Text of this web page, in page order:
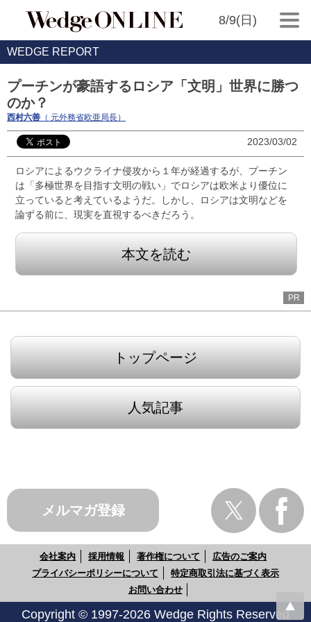
8/9(日)
WEDGE REPORT
プーチンが豪語するロシア「文明」世界に勝つ
のか？
西村六善 （ 元外務省欧亜局長）
2023/03/02
ロシアによるウクライナ侵攻から１年が経過するが、プーチン
は「多極世界を目指す文明の戦い」でロシアは欧米より優位に
立っていると考えているようだ。しかし、ロシアは文明などを
論ずる前に、現実を直視するべきだろう。
本文を読む
PR
トップページ
人気記事
メルマガ登録
会社案内 採用情報 著作権について
広告のご案内
プライバシーポリシーについて
特定商取引法に基づく表示
お問い合わせ
Copyright © 1997-2026 Wedge Rights Reserved